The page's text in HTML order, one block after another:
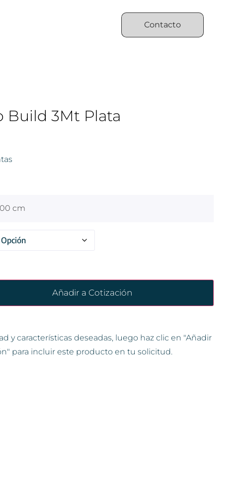
Contacto
Build 3Mt Plata
cm
Añadir a Cotización
y características deseadas, luego haz clic en "Añadir
para incluir este producto en tu solicitud.